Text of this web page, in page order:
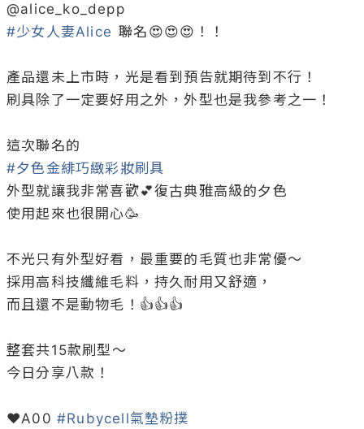
@alice_ko_depp
#少女人妻Alice 聯名😍😍😍！！
產品還未上市時，光是看到預告就期待到不行！
刷具除了一定要好用之外，外型也是我參考之一！
#夕色金緋巧緻彩妝刷具
外型就讓我非常喜歡💕復古典雅高級的夕色
使用起來也很開心🥳
不光只有外型好看，最重要的毛質也非常優～
採用高科技纖維毛料，持久耐用又舒適，
而且還不是動物毛！👍👍👍
整套共15款刷型～
今日分享八款！
♥A00 #Rubycell氣墊粉撲